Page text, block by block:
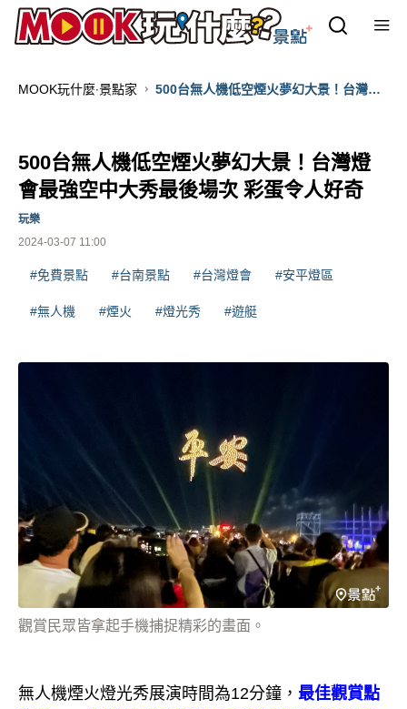
MOOK玩什麼‧景點家
500台無人機低空煙火夢幻大景！台灣燈
500台無人機低空煙火夢幻大景！台灣燈
會最強空中大秀最後場次 彩蛋令人好奇
2024-03-07 11:00
玩樂
#免費景點 #台南景點 #台灣燈會 #安平燈區
#無人機 #煙火 #燈光秀 #遊艇
觀賞民眾皆拿起手機捕捉精彩的畫面。
無人機煙火燈光秀展演時間為12分鐘， 最佳觀賞點